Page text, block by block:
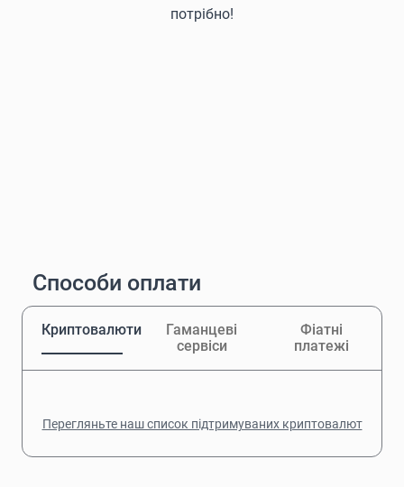
потрібно!
Способи оплати
Криптовалюти
Гаманцеві
сервіси
Фіатні
платежі
Перегляньте наш список підтримуваних криптовалют